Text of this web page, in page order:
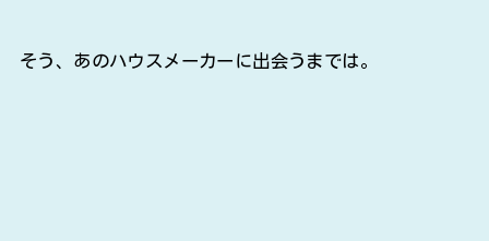
そう、あのハウスメーカーに出会うまでは。